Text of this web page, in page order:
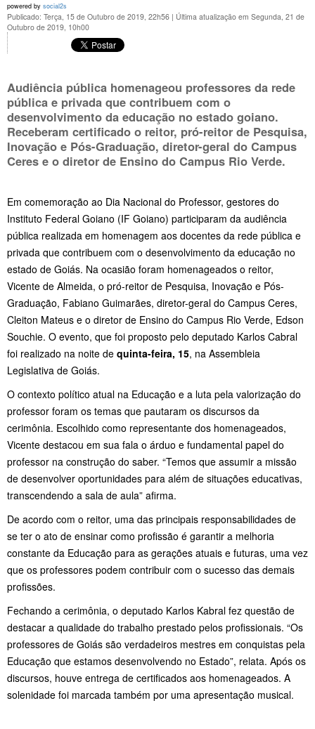
powered by social2s
Publicado: Terça, 15 de Outubro de 2019, 22h56 | Última atualização em Segunda, 21 de
Outubro de 2019, 10h00
Audiência pública homenageou professores da rede
pública e privada que contribuem com o
desenvolvimento da educação no estado goiano.
Receberam certificado o reitor, pró-reitor de Pesquisa,
Inovação e Pós-Graduação, diretor-geral do Campus
Ceres e o diretor de Ensino do Campus Rio Verde.
Em comemoração ao Dia Nacional do Professor, gestores do
Instituto Federal Goiano (IF Goiano) participaram da audiência
pública realizada em homenagem aos docentes da rede pública e
privada que contribuem com o desenvolvimento da educação no
estado de Goiás. Na ocasião foram homenageados o reitor,
Vicente de Almeida, o pró-reitor de Pesquisa, Inovação e Pós-
Graduação, Fabiano Guimarães, diretor-geral do Campus Ceres,
Cleiton Mateus e o diretor de Ensino do Campus Rio Verde, Edson
Souchie. O evento, que foi proposto pelo deputado Karlos Cabral
foi realizado na noite de quinta-feira, 15, na Assembleia
Legislativa de Goiás.
O contexto político atual na Educação e a luta pela valorização do
professor foram os temas que pautaram os discursos da
cerimônia. Escolhido como representante dos homenageados,
Vicente destacou em sua fala o árduo e fundamental papel do
professor na construção do saber. “Temos que assumir a missão
de desenvolver oportunidades para além de situações educativas,
transcendendo a sala de aula” afirma.
De acordo com o reitor, uma das principais responsabilidades de
se ter o ato de ensinar como profissão é garantir a melhoria
constante da Educação para as gerações atuais e futuras, uma vez
que os professores podem contribuir com o sucesso das demais
profissões.
Fechando a cerimônia, o deputado Karlos Kabral fez questão de
destacar a qualidade do trabalho prestado pelos profissionais. “Os
professores de Goiás são verdadeiros mestres em conquistas pela
Educação que estamos desenvolvendo no Estado”, relata. Após os
discursos, houve entrega de certificados aos homenageados. A
solenidade foi marcada também por uma apresentação musical.